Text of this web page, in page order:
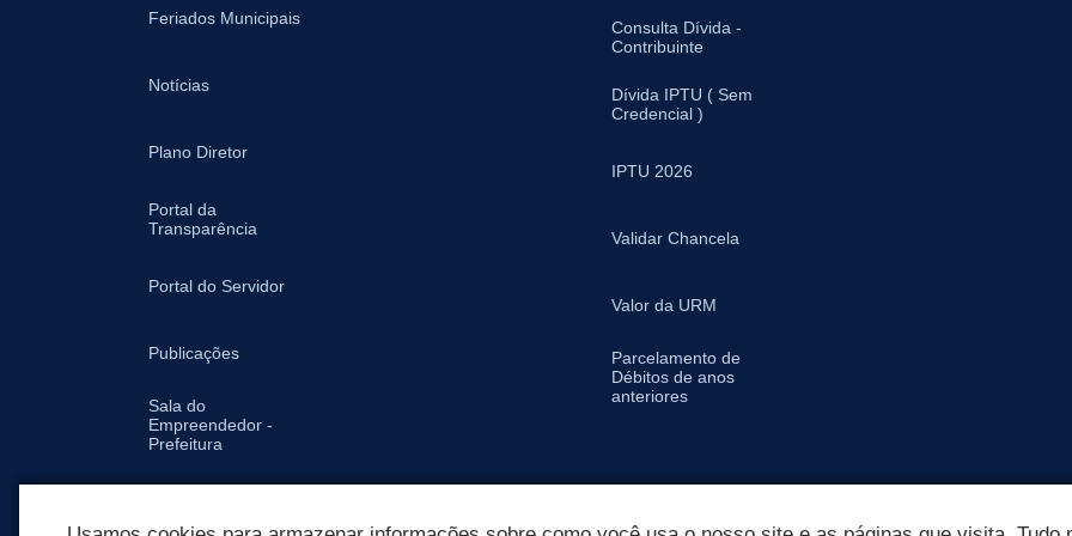
Feriados Municipais
Notícias
Plano Diretor
Portal da
Transparência
Portal do Servidor
Publicações
Sala do
Empreendedor -
Prefeitura
Consulta Dívida -
Contribuinte
Dívida IPTU ( Sem
Credencial )
IPTU 2026
Validar Chancela
Valor da URM
Parcelamento de
Débitos de anos
anteriores